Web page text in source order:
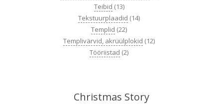
Teibid (13)
Tekstuurplaadid (14)
Templid (22)
Templivärvid, akrüülplokid (12)
Tööriistad (2)
Christmas Story